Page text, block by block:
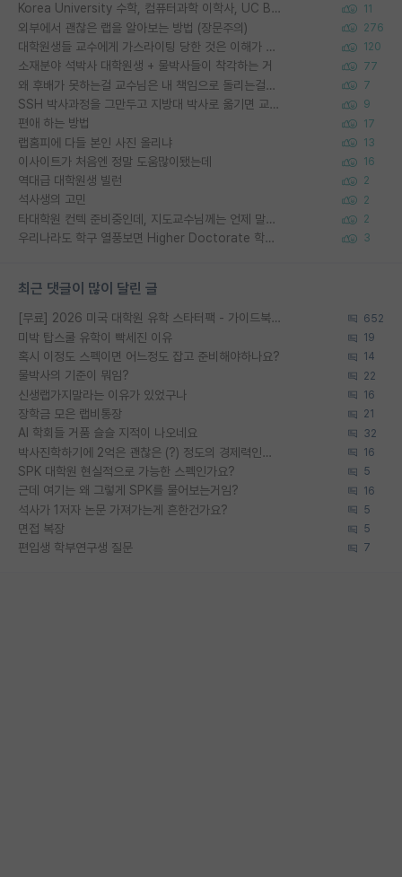
Korea University 수학, 컴퓨터과학 이학사, UC Berkeley 산업공학 대학원 공학박사가 되는 것은 쉽지 않겠죠? 11
외부에서 괜찮은 랩을 알아보는 방법 (장문주의) 276
대학원생들 교수에게 가스라이팅 당한 것은 이해가 갑니다. 안타깝네요. 120
소재분야 석박사 대학원생 + 물박사들이 착각하는 거 77
왜 후배가 못하는걸 교수님은 내 책임으로 돌리는걸까요? 7
SSH 박사과정을 그만두고 지방대 박사로 옮기면 교수의 꿈은 끝일까요? 9
편애 하는 방법 17
랩홈피에 다들 본인 사진 올리냐 13
이사이트가 처음엔 정말 도움많이됐는데 16
역대급 대학원생 빌런 2
석사생의 고민 2
타대학원 컨텍 준비중인데, 지도교수님께는 언제 말씀드려야 할까요? 2
우리나라도 학구 열풍보면 Higher Doctorate 학위가 필요하다고 봅니다. 3
최근 댓글이 많이 달린 글
[무료] 2026 미국 대학원 유학 스타터팩 - 가이드북 & 합격자 컨택메일 템플릿 652
미박 탑스쿨 유학이 빡세진 이유 19
혹시 이정도 스펙이면 어느정도 잡고 준비해야하나요? 14
물박사의 기준이 뭐임? 22
신생랩가지말라는 이유가 있었구나 16
장학금 모은 랩비통장 21
AI 학회들 거품 슬슬 지적이 나오네요 32
박사진학하기에 2억은 괜찮은 (?) 정도의 경제력인가요 16
SPK 대학원 현실적으로 가능한 스펙인가요? 5
근데 여기는 왜 그렇게 SPK를 물어보는거임? 16
석사가 1저자 논문 가져가는게 흔한건가요? 5
면접 복장 5
편입생 학부연구생 질문 7